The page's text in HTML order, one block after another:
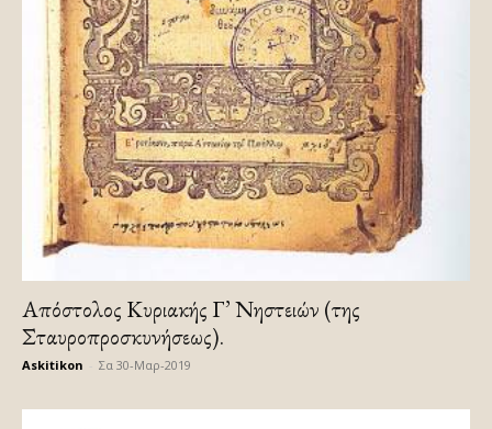
Απόστολος Κυριακής Γ’ Νηστειών (της
Σταυροπροσκυνήσεως).
Askitikon Σα 30-Μαρ-2019